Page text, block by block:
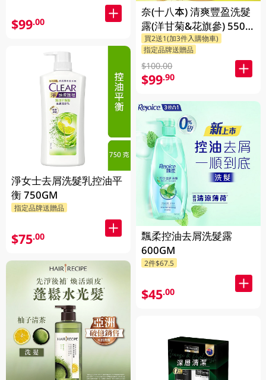
$99.00
淨女士去屑洗髮乳控油平
衡 750GM
指定品牌送贈品
$75.00
奈(十八本) 清爽豐盈洗髮
露(洋甘菊&花旗參) 550
ML
買2送1(加3件入購物車)
指定品牌送贈品
$100.00
$99.90
飄柔控油去屑洗髮露
600GM
2件$67.5
$45.00